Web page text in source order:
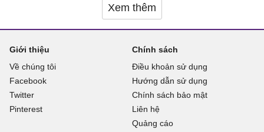
Xem thêm
Giới thiệu
Về chúng tôi
Facebook
Twitter
Pinterest
Chính sách
Điều khoản sử dụng
Hướng dẫn sử dụng
Chính sách bảo mật
Liên hệ
Quảng cáo